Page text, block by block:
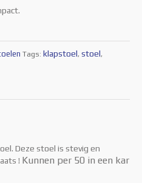
Tags: klapstoel, stoel,
Deze stoel is stevig en
! Kunnen per 50 in een kar